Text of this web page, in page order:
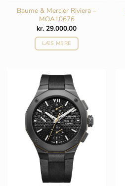
Baume & Mercier Riviera –
MOA10676
kr. 29.000,00
LÆS MERE